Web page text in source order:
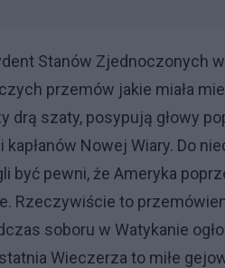
Stanów Zjednoczonych
przemów jakie miała
szaty, posypują głowy
Nowej Wiary. Do
być pewni, że Ameryka
Rzeczywiście to
soboru w Watykanie
Wieczerza to miłe